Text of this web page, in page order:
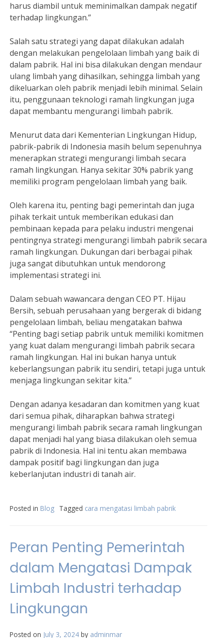
harus diambil untuk meminimalkan dampak negatif
terhadap lingkungan.”
Salah satu strategi yang dapat dilakukan adalah
dengan melakukan pengelolaan limbah yang baik di
dalam pabrik. Hal ini bisa dilakukan dengan mendaur
ulang limbah yang dihasilkan, sehingga limbah yang
dikeluarkan oleh pabrik menjadi lebih minimal. Selain
itu, penggunaan teknologi ramah lingkungan juga
dapat membantu mengurangi limbah pabrik.
Menurut data dari Kementerian Lingkungan Hidup,
pabrik-pabrik di Indonesia masih belum sepenuhnya
menerapkan strategi mengurangi limbah secara
ramah lingkungan. Hanya sekitar 30% pabrik yang
memiliki program pengelolaan limbah yang baik.
Oleh karena itu, penting bagi pemerintah dan juga
pihak terkait untuk memberikan edukasi dan
pembinaan kepada para pelaku industri mengenai
pentingnya strategi mengurangi limbah pabrik secara
ramah lingkungan. Dukungan dari berbagai pihak
juga sangat dibutuhkan untuk mendorong
implementasi strategi ini.
Dalam sebuah wawancara dengan CEO PT. Hijau
Bersih, sebuah perusahaan yang bergerak di bidang
pengelolaan limbah, beliau mengatakan bahwa
“Penting bagi setiap pabrik untuk memiliki komitmen
yang kuat dalam mengurangi limbah pabrik secara
ramah lingkungan. Hal ini bukan hanya untuk
keberlangsungan pabrik itu sendiri, tetapi juga untuk
menjaga lingkungan sekitar kita.”
Dengan adanya kesadaran dan komitmen yang kuat
dari semua pihak, diharapkan bahwa strategi
mengurangi limbah pabrik secara ramah lingkungan
dapat menjadi hal yang biasa dilakukan oleh semua
pabrik di Indonesia. Hal ini tentu akan membawa
dampak positif bagi lingkungan dan juga
keberlanjutan industri di tanah air.
Posted in Blog Tagged cara mengatasi limbah pabrik
Peran Penting Pemerintah
dalam Mengatasi Dampak
Limbah Industri terhadap
Lingkungan
Posted on July 3, 2024 by adminmar